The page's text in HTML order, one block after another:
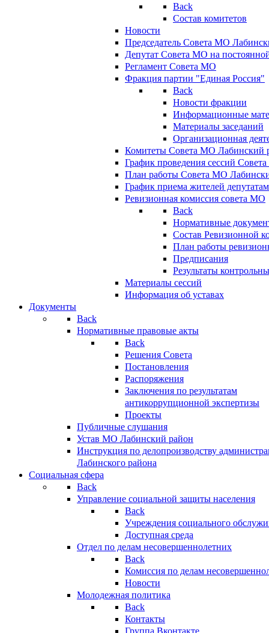
Back
Состав комитетов
Новости
Председатель Совета МО
Депутат Совета МО на
Регламент Совета МО
Фракция партии "Единая Россия"
Back
Новости фракции
Информационные
Материалы заседаний
Организационная
Комитеты Совета МО Лабинский
График проведения сессий
План работы Совета МО
График приема жителей
Ревизионная комиссия совета МО
Back
Нормативные
Состав Ревизионной
План работы
Предписания
Результаты
Материалы сессий
Информация об уставах
Документы
Back
Нормативные правовые акты
Back
Решения Совета
Постановления
Распоряжения
Заключения по результатам
антикоррупционной экспертизы
Проекты
Публичные слушания
Устав МО Лабинский район
Инструкция по делопроизводству
Лабинского района
Социальная сфера
Back
Управление социальной защиты населения
Back
Учреждения социального
Доступная среда
Отдел по делам несовершеннолетних
Back
Комиссия по делам
Новости
Молодежная политика
Back
Контакты
Группа Вконтакте